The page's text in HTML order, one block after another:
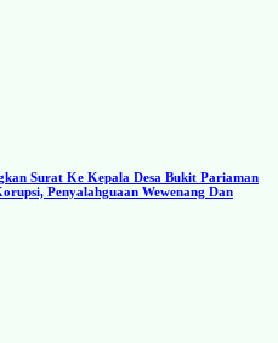
Surat Ke Kepala Desa Bukit Pariaman
Penyalahguaan Wewenang Dan